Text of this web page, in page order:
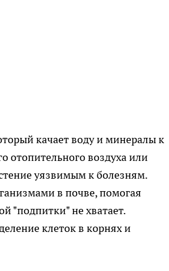
качает воду и минералы к
отопительного воздуха или
уязвимым к болезням.
в почве, помогая
"подпитки" не хватает.
клеток в корнях и